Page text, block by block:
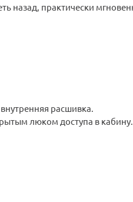
назад, практически
расшивка.
люком доступа в кабину.